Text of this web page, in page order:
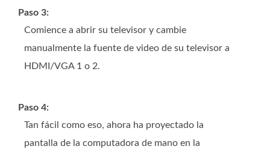
Paso 3:
Comience a abrir su televisor y cambie
manualmente la fuente de video de su televisor a
HDMI/VGA 1 o 2.
Paso 4:
Tan fácil como eso, ahora ha proyectado la
pantalla de la computadora de mano en la